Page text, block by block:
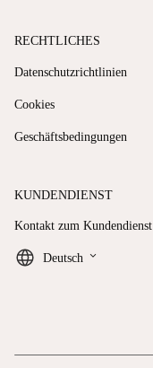
RECHTLICHES
Datenschutzrichtlinien
Cookies
Geschäftsbedingungen
KUNDENDIENST
Kontakt zum Kundendienst
Deutsch keyboard_arrow_down